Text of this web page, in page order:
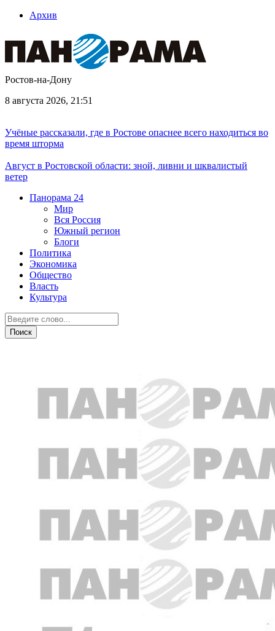
Архив
Ростов-на-Дону
8 августа 2026, 21:51
Учёные рассказали, где в Ростове опаснее всего находиться во
время шторма
Август в Ростовской области: зной, ливни и шквалистый
ветер
Панорама 24
Мир
Вся Россия
Южный регион
Блоги
Политика
Экономика
Общество
Власть
Культура